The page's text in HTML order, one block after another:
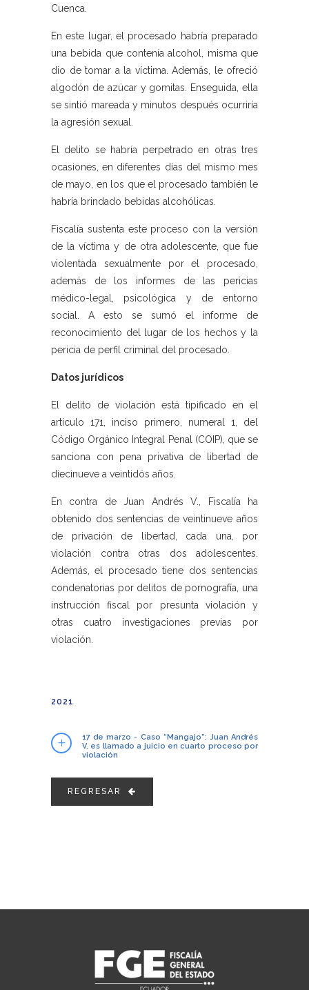
Cuenca.
En este lugar, el procesado habría preparado
una bebida que contenía alcohol, misma que
dio de tomar a la víctima. Además, le ofreció
algodón de azúcar y gomitas. Enseguida, ella
se sintió mareada y minutos después ocurriría
la agresión sexual.
El delito se habría perpetrado en otras tres
ocasiones, en diferentes días del mismo mes
de mayo, en los que el procesado también le
habría brindado bebidas alcohólicas.
Fiscalía sustenta este proceso con la versión
de la víctima y de otra adolescente, que fue
violentada sexualmente por el procesado,
además de los informes de las pericias
médico-legal, psicológica y de entorno
social. A esto se sumó el informe de
reconocimiento del lugar de los hechos y la
pericia de perfil criminal del procesado.
Datos jurídicos
El delito de violación está tipificado en el
artículo 171, inciso primero, numeral 1, del
Código Orgánico Integral Penal (COIP), que se
sanciona con pena privativa de libertad de
diecinueve a veintidós años.
En contra de Juan Andrés V., Fiscalía ha
obtenido dos sentencias de veintinueve años
de privación de libertad, cada una, por
violación contra otras dos adolescentes.
Además, el procesado tiene dos sentencias
condenatorias por delitos de pornografía, una
instrucción fiscal por presunta violación y
otras cuatro investigaciones previas por
violación.
2021
17 de marzo - Caso “Mangajo”: Juan Andrés
V. es llamado a juicio en cuarto proceso por
violación
REGRESAR